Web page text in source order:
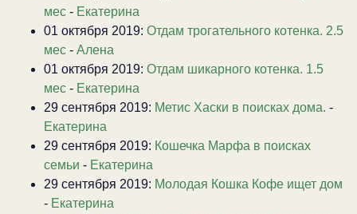
мес - Екатерина
01 октября 2019: Отдам трогательного котенка. 2.5
мес - Алена
01 октября 2019: Отдам шикарного котенка. 1.5
мес - Екатерина
29 сентября 2019: Метис Хаски в поисках дома. -
Екатерина
29 сентября 2019: Кошечка Марфа в поисках
семьи - Екатерина
29 сентября 2019: Молодая Кошка Кофе ищет дом
- Екатерина